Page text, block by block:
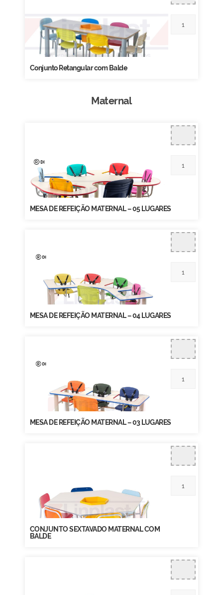
Conjunto Retangular com Balde
Maternal
MESA DE REFEIÇÃO MATERNAL – 05 LUGARES
MESA DE REFEIÇÃO MATERNAL – 04 LUGARES
MESA DE REFEIÇÃO MATERNAL – 03 LUGARES
CONJUNTO SEXTAVADO MATERNAL COM
BALDE